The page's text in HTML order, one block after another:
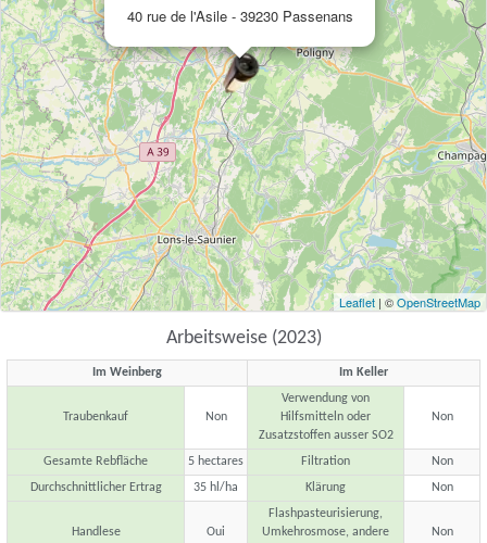
40 rue de l'Asile - 39230 Passenans
Leaflet | ©OpenStreetMap
Arbeitsweise (2023)
Im Weinberg Im Keller
Traubenkauf Non
Verwendung von
Hilfsmitteln oder
Zusatzstoffen ausser SO2
Non
Gesamte Rebfläche 5 hectares Filtration
Non
Durchschnittlicher Ertrag
35 hl/ha Klärung Non
Handlese Oui
Flashpasteurisierung,
Umkehrosmose, andere
Non